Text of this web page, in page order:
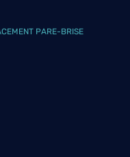
PARE-BRISE